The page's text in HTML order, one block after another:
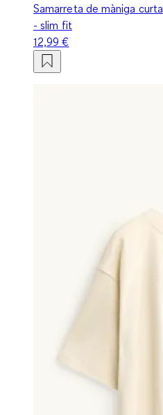
Samarreta de màniga curta
- slim fit
12,99 €